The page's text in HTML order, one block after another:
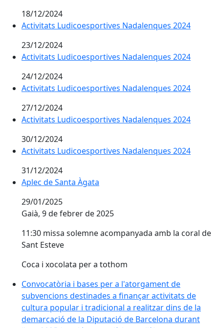
18/12/2024
Activitats Ludicoesportives Nadalenques 2024
23/12/2024
Activitats Ludicoesportives Nadalenques 2024
24/12/2024
Activitats Ludicoesportives Nadalenques 2024
27/12/2024
Activitats Ludicoesportives Nadalenques 2024
30/12/2024
Activitats Ludicoesportives Nadalenques 2024
31/12/2024
Aplec de Santa Àgata
Aplec de Santa Àgata
29/01/2025
Gaià, 9 de febrer de 2025
11:30 missa solemne acompanyada amb la coral de
Sant Esteve
Coca i xocolata per a tothom
Convocatòria i bases per a l'atorgament de
subvencions destinades a finançar activitats de
cultura popular i tradicional a realitzar dins de la
demarcació de la Diputació de Barcelona durant